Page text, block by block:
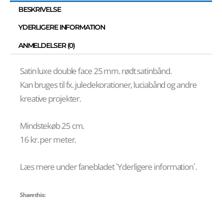
BESKRIVELSE
YDERLIGERE INFORMATION
ANMELDELSER (0)
Satin luxe double face 25 mm. rødt satinbånd.
Kan bruges til fx. juledekorationer, luciabånd og andre
kreative projekter.
Mindstekøb 25 cm.
16 kr. per meter.
Læs mere under fanebladet `Yderligere information´.
Share this: